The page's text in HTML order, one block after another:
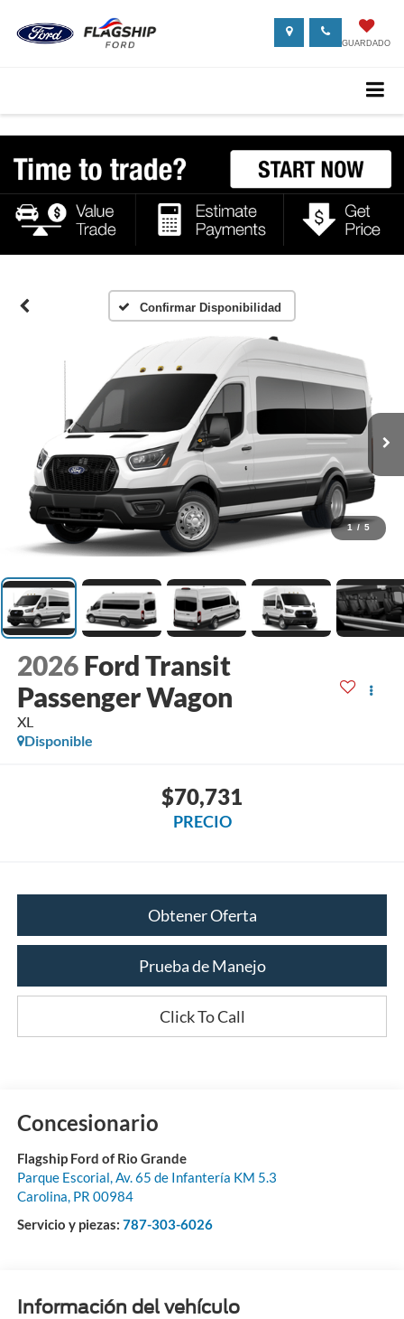
GUARDADO
Confirmar Disponibilidad
1 / 5
2026 Ford Transit
Passenger Wagon
XL
Disponible
$70,731
PRECIO
Obtener Oferta
Prueba de Manejo
Click To Call
Concesionario
Flagship Ford of Rio Grande
Parque Escorial, Av. 65 de Infantería KM 5.3
Carolina, PR 00984
Servicio y piezas: 787-303-6026
Información del vehículo